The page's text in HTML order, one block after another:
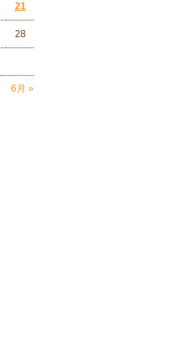
6月 »
21
28